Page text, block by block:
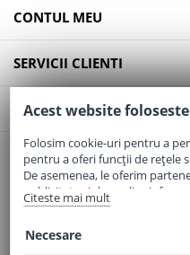
CONTUL MEU
SERVICII CLIENTI
CONTACT
Email:office@elaptepraf.ro
Telefon:0745-964-449
Adresa:Sos. Borsului, Nr. 20,
Acest website
Folosim cookie-uri pentru a
pentru a oferi funcții de rețele
De asemenea, le oferim
publicitate și de analize
folosiți site-ul nostru. Aceștia
Citeste mai mult
Necesare